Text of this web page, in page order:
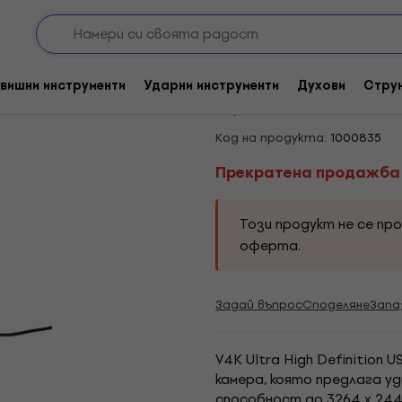
инструменти Ударни инструменти Духови
Прекратена продажба
IPEVO V4K
Код на продукта: 1000835
Прекратена продажба
Този продукт не се
оферта.
Задай въпросСподеляне
V4K Ultra High Definition
камера, която предлага